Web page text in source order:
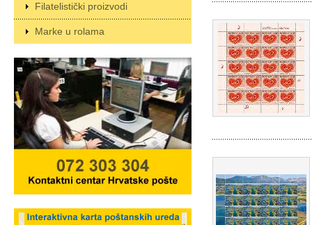
Filatelistički proizvodi
Marke u rolama